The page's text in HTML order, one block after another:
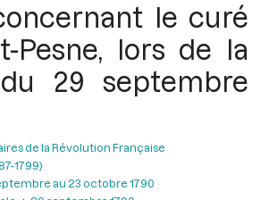
le curé
Pesne, lors de la
29 septembre
de la Révolution Française
1799)
au 23 octobre 1790